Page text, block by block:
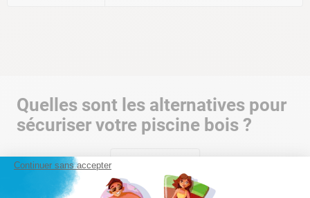
Quelles sont les alternatives pour
sécuriser votre piscine bois ?
permet d’accéder à la piscine, cependant, cet escalier
. Il vous faut donc trouver une autre alternative pour
protéger votre bassin.
Continuer sans accepter